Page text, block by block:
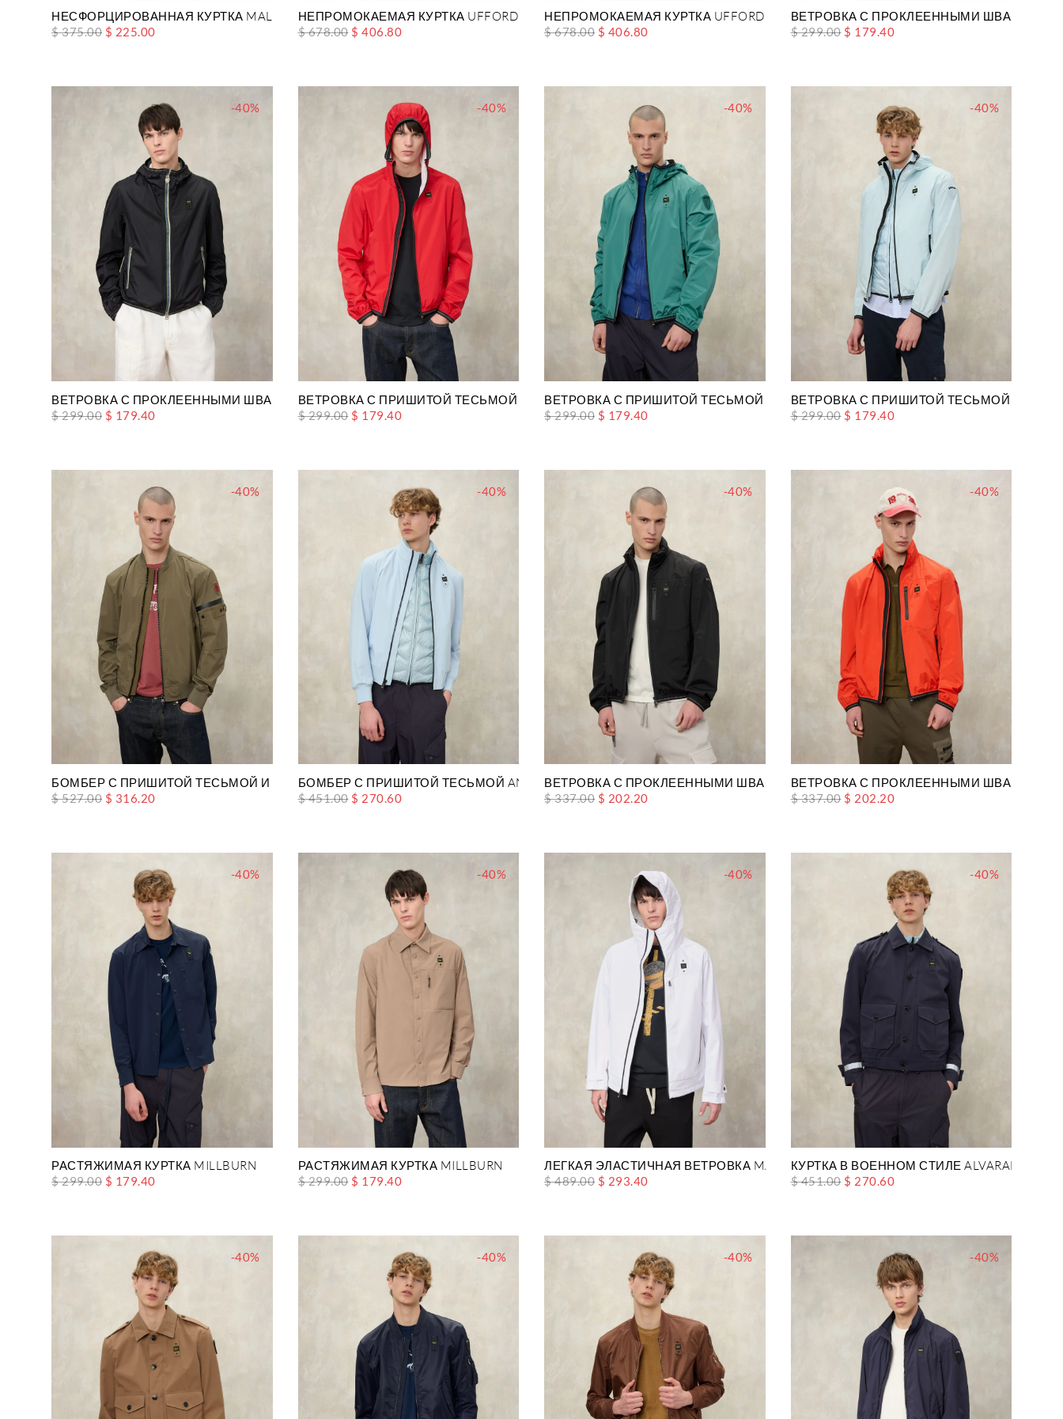
НЕСФОРЦИРОВАННАЯ КУРТКА MALLON DYED
$ 375.00 $ 225.00
НЕПРОМОКАЕМАЯ КУРТКА UFFORD
$ 678.00 $ 406.80
НЕПРОМОКАЕМАЯ КУРТКА UFFORD
$ 678.00 $ 406.80
ВЕТРОВКА С ПРОКЛЕЕННЫМИ ШВАМИ
$ 299.00 $ 179.40
-40%
ВЕТРОВКА С ПРОКЛЕЕННЫМИ ШВАМИ DODGE
$ 299.00 $ 179.40
-40%
ВЕТРОВКА С ПРИШИТОЙ ТЕСЬМОЙ FARRIN
$ 299.00 $ 179.40
-40%
ВЕТРОВКА С ПРИШИТОЙ ТЕСЬМОЙ FARRIN
$ 299.00 $ 179.40
-40%
ВЕТРОВКА С ПРИШИТОЙ ТЕСЬМОЙ FARRIN
$ 299.00 $ 179.40
-40%
БОМБЕР С ПРИШИТОЙ ТЕСЬМОЙ И КАРМАНОМ YOUNG
$ 527.00 $ 316.20
-40%
БОМБЕР С ПРИШИТОЙ ТЕСЬМОЙ ANSON
$ 451.00 $ 270.60
-40%
ВЕТРОВКА С ПРОКЛЕЕННЫМИ ШВАМИ И ЭЛАСТИЧНОЙ ВСТАВКОЙ DEWAR
$ 337.00 $ 202.20
-40%
ВЕТРОВКА С ПРОКЛЕЕННЫМИ ШВАМИ И
$ 337.00 $ 202.20
-40%
РАСТЯЖИМАЯ КУРТКА MILLBURN
$ 299.00 $ 179.40
-40%
РАСТЯЖИМАЯ КУРТКА MILLBURN
$ 299.00 $ 179.40
-40%
ЛЕГКАЯ ЭЛАСТИЧНАЯ ВЕТРОВКА MATIGNON
$ 489.00 $ 293.40
-40%
КУРТКА В ВОЕННОМ СТИЛЕ ALVARADO
$ 451.00 $ 270.60
-40% -40% -40% -40%